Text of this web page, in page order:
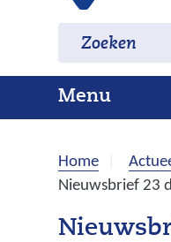
worden
toegestaan
geweigerd.
o
e
k
e
n
Zoeken
MenuU
i
l
p
Home
Nieuwsbrief 23